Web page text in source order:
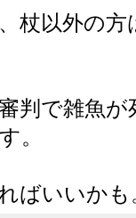
杖以外の
判で雑魚
。
ばいいかも